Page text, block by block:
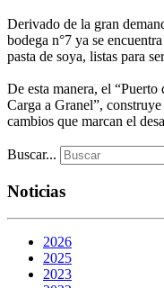
Derivado de la gran
bodega n°7 ya se
pasta de soya, listas para
De esta manera, el
Carga a Granel”,
cambios que marcan el
Buscar...
Noticias
2026
2025
2023